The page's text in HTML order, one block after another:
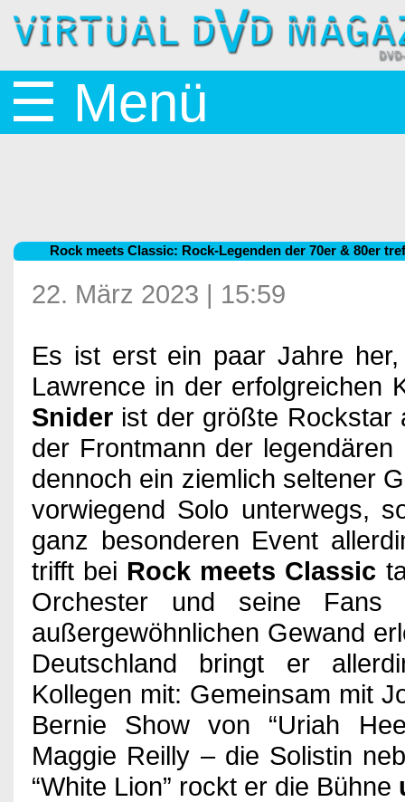
Startseite
BluRay
&
DVD
Games
Kino
Bücher
Verlosung
Partner
☰ Menü
Rock meets Classic: Rock-Legenden der 70er & 80er
22. März 2023 | 15:59
Es ist erst ein paar Jahre
Lawrence in der erfolgreichen
Snider ist der größte Rockstar
der Frontmann der legendären
dennoch ein ziemlich seltener
vorwiegend Solo unterwegs,
ganz besonderen Event
trifft bei Rock meets Classic
Orchester und seine
außergewöhnlichen Gewand
Deutschland bringt er
Kollegen mit: Gemeinsam mit
Bernie Show von “Uriah
Maggie Reilly – die Solistin
“White Lion” rockt er die Bühne